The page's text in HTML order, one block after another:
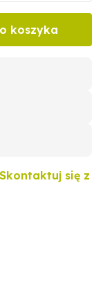
koszyka
Skontaktuj się z